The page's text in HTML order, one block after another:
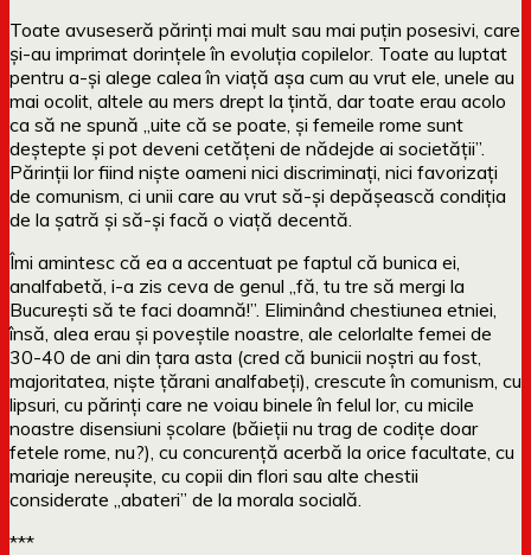
Toate avuseseră părinți mai mult sau mai puțin posesivi, care
și-au imprimat dorințele în evoluția copilelor. Toate au luptat
pentru a-și alege calea în viață așa cum au vrut ele, unele au
mai ocolit, altele au mers drept la țintă, dar toate erau acolo
ca să ne spună „uite că se poate, și femeile rome sunt
deștepte și pot deveni cetățeni de nădejde ai societății”.
Părinții lor fiind niște oameni nici discriminați, nici favorizați
de comunism, ci unii care au vrut să-și depășească condiția
de la șatră și să-și facă o viață decentă.
Îmi amintesc că ea a accentuat pe faptul că bunica ei,
analfabetă, i-a zis ceva de genul „fă, tu tre să mergi la
București să te faci doamnă!”. Eliminând chestiunea etniei,
însă, alea erau și poveștile noastre, ale celorlalte femei de
30-40 de ani din țara asta (cred că bunicii noștri au fost,
majoritatea, niște țărani analfabeți), crescute în comunism, cu
lipsuri, cu părinți care ne voiau binele în felul lor, cu micile
noastre disensiuni școlare (băieții nu trag de codițe doar
fetele rome, nu?), cu concurență acerbă la orice facultate, cu
mariaje nereușite, cu copii din flori sau alte chestii
considerate „abateri” de la morala socială.
***